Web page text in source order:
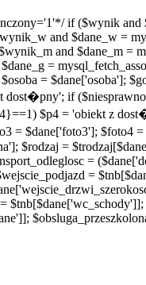
if ($wynik and
and $dane_w =
and $dane_m =
=
= $dane['osoba'];
dost�pny'; if
$p4 = 'obiekt z
= $dane['foto3']; $foto4
$rodzaj =
=
=